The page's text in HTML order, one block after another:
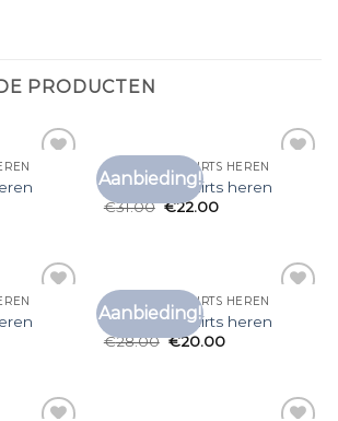
PRODUCTEN
aan
Aanbieding!
aan
GRAPPIGE T SHIRTS HEREN
grappige t shirts heren
€31.00 €22.00
aan
Aanbieding!
aan
GRAPPIGE T SHIRTS HEREN
grappige t shirts heren
€28.00 €20.00